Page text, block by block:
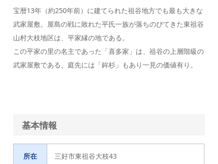
宝暦13年（約250年前）に建てられた祖谷地方でも最も大きな
武家屋敷。屋島の戦に敗れた平氏一族が落ちのびてきた東祖谷
山村大枝地区は、平家縁の地である。
この平家の里の名主であった「喜多家」は、祖谷の上層階級の
武家屋敷である。庭先には「鉾杉」もあり一見の価値有り。
基本情報
所在
三好市東祖谷大枝43